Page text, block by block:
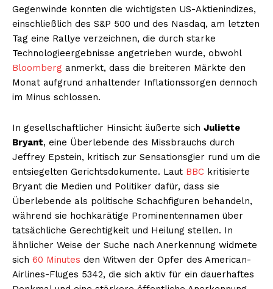
Gegenwinde konnten die wichtigsten US-Aktienindizes,
einschließlich des S&P 500 und des Nasdaq, am letzten
Tag eine Rallye verzeichnen, die durch starke
Technologieergebnisse angetrieben wurde, obwohl
Bloomberg anmerkt, dass die breiteren Märkte den
Monat aufgrund anhaltender Inflationssorgen dennoch
im Minus schlossen.
In gesellschaftlicher Hinsicht äußerte sich Juliette
Bryant, eine Überlebende des Missbrauchs durch
Jeffrey Epstein, kritisch zur Sensationsgier rund um die
entsiegelten Gerichtsdokumente. Laut BBC kritisierte
Bryant die Medien und Politiker dafür, dass sie
Überlebende als politische Schachfiguren behandeln,
während sie hochkarätige Prominentennamen über
tatsächliche Gerechtigkeit und Heilung stellen. In
ähnlicher Weise der Suche nach Anerkennung widmete
sich 60 Minutes den Witwen der Opfer des American-
Airlines-Fluges 5342, die sich aktiv für ein dauerhaftes